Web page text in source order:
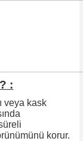
:
veya kask
korur.